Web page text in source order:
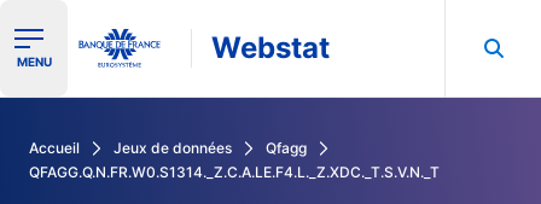
Ouvrir le menu de navigation
MENU Webstat
Accueil Jeux de données
Qfagg
QFAGG.Q.N.FR.W0.S1314._Z.C.A.LE.F4.L._Z.XDC._T.S.V.N._T